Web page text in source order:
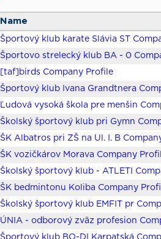
Name
Športový klub karate Slávia ST
Športovo strelecký klub BA - 0
[taf]birds Company Profile
Športový klub Ivana Grandtnera
Ľudová vysoká škola pre menšin
Školský športový klub pri Gymn
ŠK Albatros pri ZŠ na Ul. I. B
ŠK vozičkárov Morava Company
Školský športový klub - ATLETI
ŠK bedmintonu Koliba Company
Školský športový klub EMFIT pr
ÚNIA - odborový zväz profesion